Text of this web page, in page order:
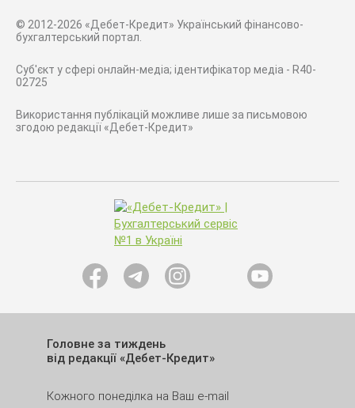
© 2012-2026 «Дебет-Кредит» Український фінансово-
бухгалтерський портал.
Суб'єкт у сфері онлайн-медіа; ідентифікатор медіа - R40-
02725
Використання публікацій можливе лише за письмовою
згодою редакції «Дебет-Кредит»
Головне за тиждень
від редакції «Дебет-Кредит»
Кожного понеділка на Ваш e-mail